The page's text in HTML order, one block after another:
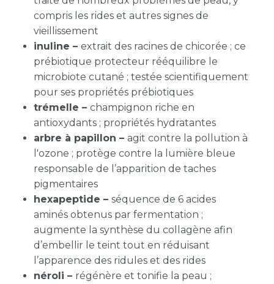
compris les rides et autres signes de
vieillissement
inuline – extrait des racines de chicorée ; ce
prébiotique protecteur rééquilibre le
microbiote cutané ; testée scientifiquement
pour ses propriétés prébiotiques
trémelle – champignon riche en
antioxydants ; propriétés hydratantes
arbre à papillon – agit contre la pollution à
l'ozone ; protège contre la lumière bleue
responsable de l’apparition de taches
pigmentaires
hexapeptide – séquence de 6 acides
aminés obtenus par fermentation ;
augmente la synthèse du collagène afin
d’embellir le teint tout en réduisant
l’apparence des ridules et des rides
néroli – régénère et tonifie la peau ;